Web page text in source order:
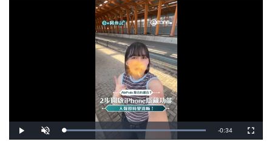
播
放
開
啟
載
剩
-0:34
全
螢